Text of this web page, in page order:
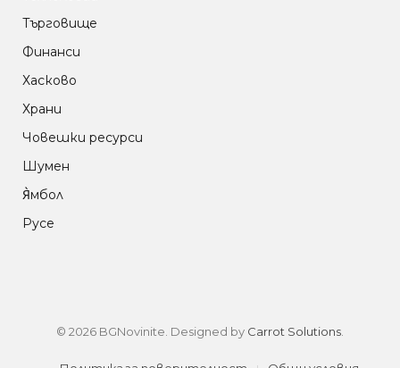
Търговище
Финанси
Хасково
Храни
Човешки ресурси
Шумен
Я̀мбол
Русе
© 2026 BGNovinite. Designed by Carrot Solutions.